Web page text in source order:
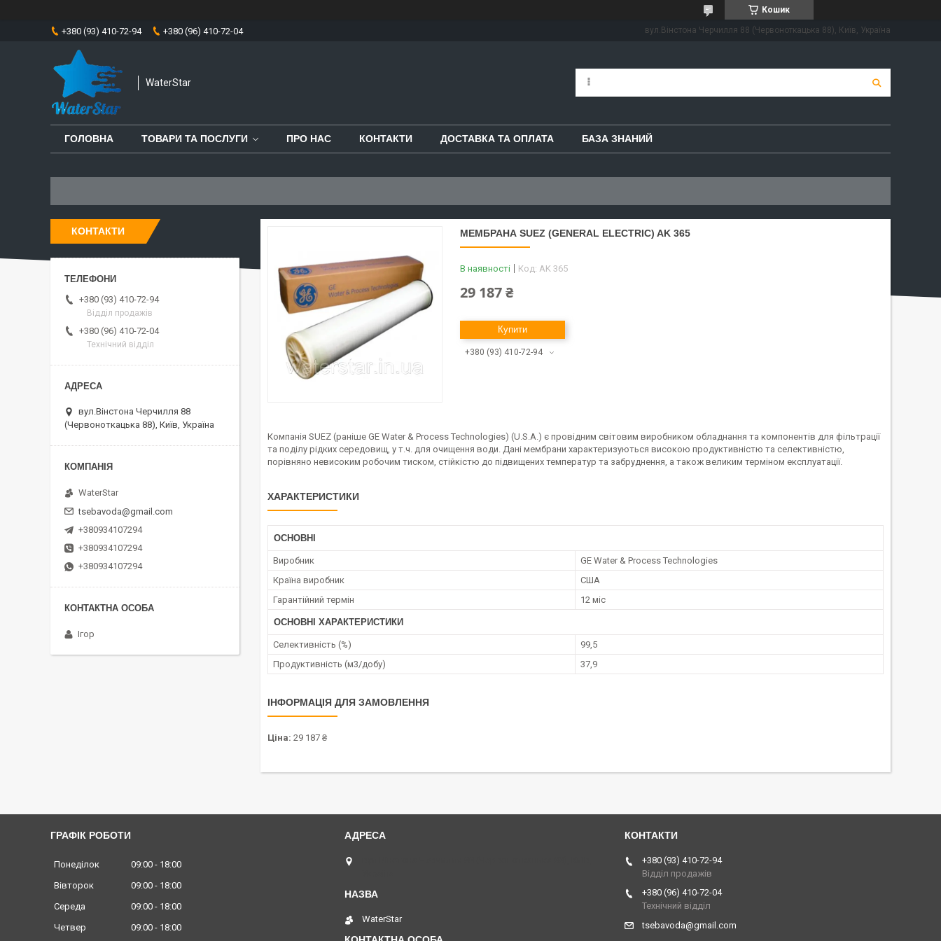
Кошик
+380 (93) 410-72-94 +380 (96) 410-72-04 вул.Вінстона Черчилля 88 (Червоноткацька 88), Київ, Україна
WaterStar
ГОЛОВНА ТОВАРИ ТА ПОСЛУГИ ПРО НАС КОНТАКТИ ДОСТАВКА ТА ОПЛАТА БАЗА ЗНАНИЙ
МЕМБРАНА SUEZ (GENERAL ELECTRIC) AK 365
В наявності Код: AK 365
29 187 ₴
Купити
+380 (93) 410-72-94
Компанія SUEZ (раніше GE Water & Process Technologies) (U.S.A.) є провідним світовим виробником обладнання та компонентів для фільтрації
та поділу рідких середовищ, у т.ч. для очищення води. Дані мембрани характеризуються високою продуктивністю та селективністю,
порівняно невисоким робочим тиском, стійкістю до підвищених температур та забруднення, а також великим терміном експлуатації.
ХАРАКТЕРИСТИКИ
ОСНОВНІ
Виробник
GE Water & Process Technologies
Країна виробник
США
Гарантійний термін
12 міс
ОСНОВНІ ХАРАКТЕРИСТИКИ
Селективність (%)
99,5
Продуктивність (м3/добу)
37,9
ІНФОРМАЦІЯ ДЛЯ ЗАМОВЛЕННЯ
Ціна: 29 187 ₴
КОНТАКТИ
+380 (93) 410-72-94
Відділ продажів
+380 (96) 410-72-04
Технічний відділ
вул.Вінстона Черчилля 88
(Червоноткацька 88), Київ, Україна
WaterStar
tsebavoda@gmail.com
+380934107294
+380934107294
+380934107294
Ігор
ГРАФІК РОБОТИ
Понеділок 09:00
18:00
Вівторок
09:00
18:00
Середа
09:00
18:00
Четвер
09:00 18:00
WaterStar
+380 (93) 410-72-94
Відділ продажів
+380 (96) 410-72-04
Технічний відділ
tsebavoda@gmail.com